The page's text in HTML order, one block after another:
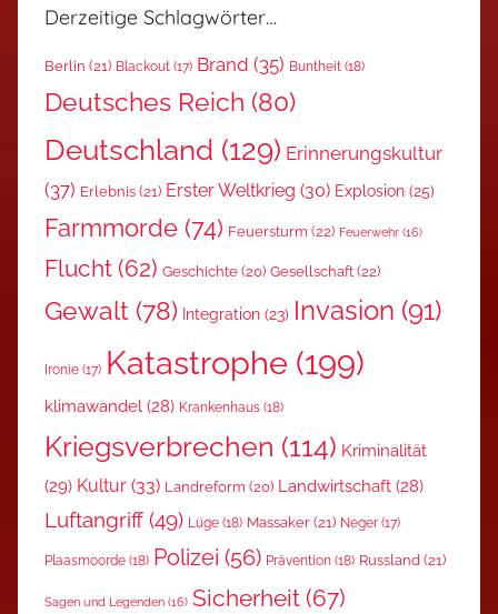
Derzeitige Schlagwörter…
Berlin (21) Blackout (17) Brand (35) Buntheit (18)
Deutsches Reich (80)
Deutschland (129) Erinnerungskultur
(37) Erlebnis (21) Erster Weltkrieg (30) Explosion (25)
Farmmorde (74) Feuersturm (22) Feuerwehr (16)
Flucht (62) Geschichte (20) Gesellschaft(22)
Gewalt (78) Integration (23) Invasion (91)
Ironie (17) Katastrophe (199)
klimawandel (28) Krankenhaus (18)
Kriegsverbrechen (114) Kriminalität
(29) Kultur (33) Landreform (20) Landwirtschaft (28)
Luftangriff (49) Lüge (18) Massaker (21) Neger (17)
Plaasmoorde (18) Polizei (56) Prävention (18) Russland (21)
Sagen und Legenden (16) Sicherheit (67)